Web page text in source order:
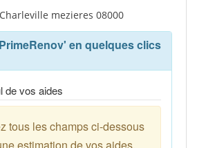
mezieres 08000